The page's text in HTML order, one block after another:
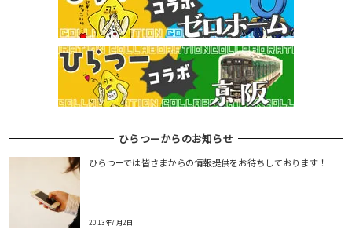
ひらつーからのお知らせ
ひらつーでは皆さまからの情報提供をお待ちしております！
2013年7月2日